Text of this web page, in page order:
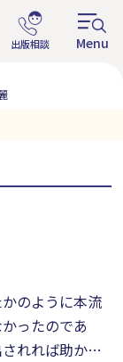
のように本流
ったのであ
れれば助かる